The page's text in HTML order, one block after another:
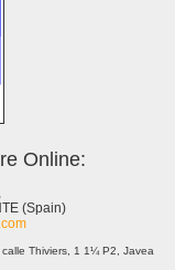
Online:
(Spain)
Thiviers, 1 1¼ P2, Javea